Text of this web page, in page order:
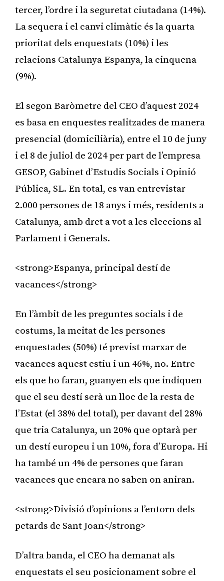
tercer, l’ordre i la seguretat ciutadana (14%).
La sequera i el canvi climàtic és la quarta
prioritat dels enquestats (10%) i les
relacions Catalunya Espanya, la cinquena
(9%).
El segon Baròmetre del CEO d’aquest 2024
es basa en enquestes realitzades de manera
presencial (domiciliària), entre el 10 de juny
i el 8 de juliol de 2024 per part de l’empresa
GESOP, Gabinet d’Estudis Socials i Opinió
Pública, SL. En total, es van entrevistar
2.000 persones de 18 anys i més, residents a
Catalunya, amb dret a vot a les eleccions al
Parlament i Generals.
<strong>Espanya, principal destí de
vacances</strong>
En l’àmbit de les preguntes socials i de
costums, la meitat de les persones
enquestades (50%) té previst marxar de
vacances aquest estiu i un 46%, no. Entre
els que ho faran, guanyen els que indiquen
que el seu destí serà un lloc de la resta de
l’Estat (el 38% del total), per davant del 28%
que tria Catalunya, un 20% que optarà per
un destí europeu i un 10%, fora d’Europa. Hi
ha també un 4% de persones que faran
vacances que encara no saben on aniran.
<strong>Divisió d’opinions a l’entorn dels
petards de Sant Joan</strong>
D’altra banda, el CEO ha demanat als
enquestats el seu posicionament sobre el